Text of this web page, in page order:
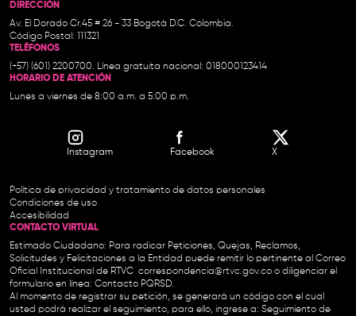
DIRECCIÓN
Av. El Dorado Cr.45 # 26 - 33 Bogotá D.C. Colombia.
Código Postal: 111321
TELÉFONOS
(+57) (601) 2200700. Línea gratuita nacional: 018000123414
HORARIO DE ATENCIÓN
Lunes a viernes de 8:00 a.m. a 5:00 p.m.
Instagram Facebook X
Política de privacidad y tratamiento de datos personales
Condiciones de uso
Accesibilidad
CONTACTO VIRTUAL
Estimado Ciudadano: Para radicar Peticiones, Quejas, Reclamos,
Solicitudes y Felicitaciones a la Entidad puede remitir lo pertinente al Correo
Oficial Institucional de RTVC correspondencia@rtvc.gov.co o diligenciar el
formulario en línea: Contacto PQRSD.
Al momento de registrar su petición, se generará un código con el cual
usted podrá realizar el seguimiento, para ello, ingrese a: Seguimiento de